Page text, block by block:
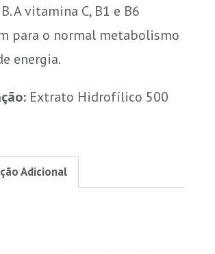
A vitamina C, B1 e B6
para o normal metabolismo
energia.
Extrato Hidrofílico 500
Adicional